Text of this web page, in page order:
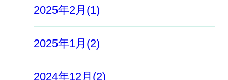
2025年2月(1)
2025年1月(2)
2024年12月(2)